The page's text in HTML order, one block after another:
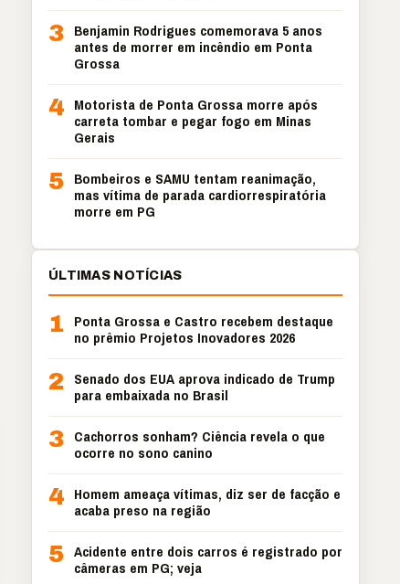
3 Benjamin Rodrigues comemorava 5 anos
antes de morrer em incêndio em Ponta
Grossa
4 Motorista de Ponta Grossa morre após
carreta tombar e pegar fogo em Minas
Gerais
5 Bombeiros e SAMU tentam reanimação,
mas vítima de parada cardiorrespiratória
morre em PG
ÚLTIMAS NOTÍCIAS
1
Ponta Grossa e Castro recebem destaque
no prêmio Projetos Inovadores 2026
2
Senado dos EUA aprova indicado de Trump
para embaixada no Brasil
3 Cachorros sonham? Ciência revela o que
ocorre no sono canino
4 Homem ameaça vítimas, diz ser de facção e
acaba preso na região
5 Acidente entre dois carros é registrado por
câmeras em PG; veja